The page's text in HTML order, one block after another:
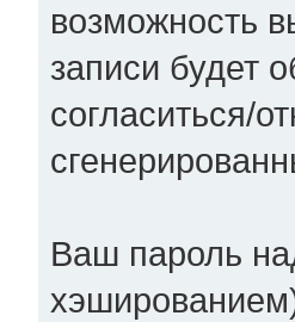
возможность
записи будет
согласиться/
Ваш пароль